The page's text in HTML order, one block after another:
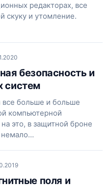
редакторах, все
скуку и утомление.
безопасность и
систем
больше и больше
компьютерной
это, в защитной броне
немало…
поля и